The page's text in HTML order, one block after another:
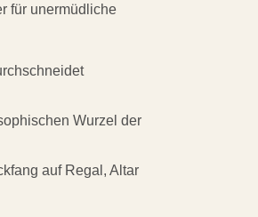
für unermüdliche
Wurzel der
auf Regal, Altar